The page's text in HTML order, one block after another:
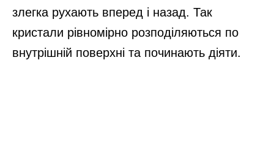
злегка рухають вперед і назад. Так
кристали рівномірно розподіляються по
внутрішній поверхні та починають діяти.